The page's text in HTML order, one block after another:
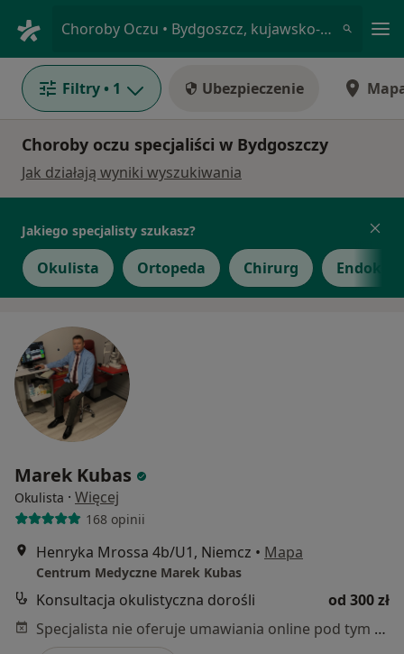
Choroby Oczu • Bydgoszcz, kujawsko-pomorskie
Filtry • 1 Ubezpieczenie
Choroby oczu specjaliści w Bydgoszczy
Jak działają wyniki wyszukiwania
Jakiego specjalisty szukasz?
Okulista Ortopeda Chirurg
Marek Kubas
Okulista · Więcej
168 opinii
Henryka Mrossa 4b/U1, Niemcz • Mapa
Centrum Medyczne Marek Kubas
Konsultacja okulistyczna dorośli
od 300 zł
Specjalista nie oferuje umawiania online pod tym adresem.